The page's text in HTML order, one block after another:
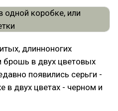
длинноногих
брошь в двух цветовых
появились серьги -
в двух цветах - черном и